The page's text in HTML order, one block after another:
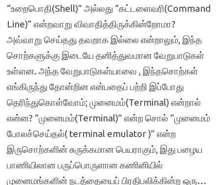
“உறைபொதி(Shell)” அல்லது “கட்டளைவரி(Command
Line)” என்றவாறு விவாதித்திருக்கின்றோமா?
அவ்வாறு செய்தது தவறாக இல்லை என்றாலும், இந்த
சொற்களுக்கு இடையே தனித்துவமான வேறுபாடுகள்
உள்ளன. அந்த வேறுபாடுகள்யாவை , இந்தசொற்கள்
எங்கிருந்து தோன்றின என்பதைப் பற்றி இப்போது
தெரிந்துகொள்வோம்; முனைமம்(Terminal) என்றால்
என்ன? “முனைமம்(Terminal)” என்ற சொல் “முனைமம்
போலச்செய்தல்( terminal emulator )” என்ற
இருசொற்களின் சுருக்கமான பெயராகும், இது பழைய
பாணியிலான பருப்பொருளான கணினியில்
முனைமங்களின் நடத்தையைப் பிரதிபலிக்கின்ற ஒரு…